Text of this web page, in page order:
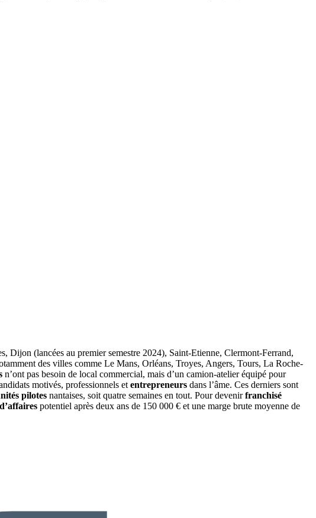
Dijon (lancées au premier semestre 2024), Saint-Etienne, Clermont-Ferrand,
des villes comme Le Mans, Orléans, Troyes, Angers, Tours, La Roche-
n’ont pas besoin de local commercial, mais d’un camion-atelier équipé pour
motivés, professionnels et entrepreneurs dans l’âme. Ces derniers sont
pilotes nantaises, soit quatre semaines en tout. Pour devenirfranchisé
potentiel après deux ans de 150 000 € et une marge brute moyenne de